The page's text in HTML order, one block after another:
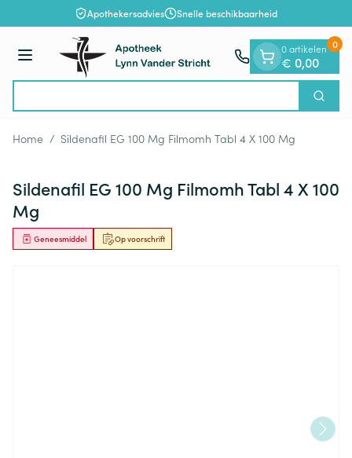
Ga naar de inhoudApothekersadvies Snelle beschikbaarheid
Menu
Zoek
0 artikelen
€ 0,00
0
Home / Sildenafil EG 100 Mg Filmomh Tabl 4 X 100 Mg
Sildenafil EG 100 Mg Filmomh Tabl 4 X 100
Mg
Op voorschrift
Geneesmiddel